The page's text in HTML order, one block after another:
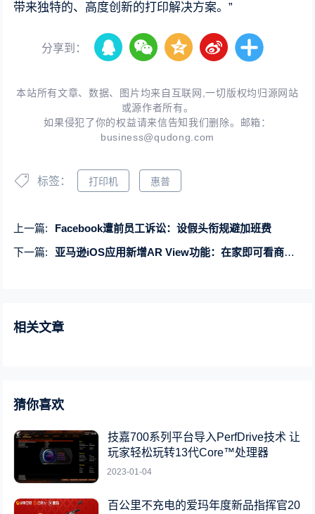
带来独特的、高度创新的打印解决方案。”
分享到：
本站所有文章、数据、图片均来自互联网,一切版权均归源网站
或源作者所有。
如果侵犯了你的权益请来信告知我们删除。邮箱：
business@qudong.com
标签： 打印机 惠普
上一篇:
Facebook遭前员工诉讼：设假头衔规避加班费
下一篇:
亚马逊iOS应用新增AR View功能：在家即可看商品摆放效果
相关文章
猜你喜欢
技嘉700系列平台导入PerfDrive技术 让
玩家轻松玩转13代Core™处理器
2023-01-04
百公里不充电的爱玛年度新品指挥官20